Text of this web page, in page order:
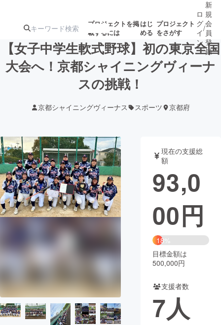
プロジェクトを掲
載するには
はじ
める
プロジェクト
をさがす
注目の新着プロ募集終了が近いプ
テクノロジー・ガジェット
映像・映画 書籍・雑誌
ビジネス・起業 チャレンジ
まちづくり・地域活性化
CAMPFIRE for Social Good
CAMPFIRE Creation
CAMPFIREふるさと納税
コミュニティ
ロ
グ
イ
ン
/
新
規
会
員
登
録
【女子中学生軟式野球】初の東京全国
大会へ！京都シャイニングヴィーナ
スの挑戦！
京都シャイニングヴィーナス スポーツ 京都府
現在の支援総
額
93,0
00円
18%
目標金額は
500,000円
支援者数
7人